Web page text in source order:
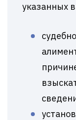
указанных в